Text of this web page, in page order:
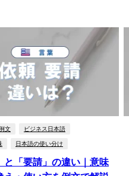
文 ビジネス日本語
日本語の使い分け
と「要請」の違い｜意味